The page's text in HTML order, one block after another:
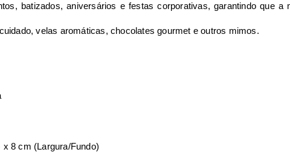
batizados, aniversários e festas corporativas, garantindo que a
velas aromáticas, chocolates gourmet e outros mimos.
8 cm (Largura/Fundo)